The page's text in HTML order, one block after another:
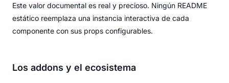
Este valor documental es real y precioso. Ningún README
estático reemplaza una instancia interactiva de cada
componente con sus props configurables.
Los addons y el ecosistema